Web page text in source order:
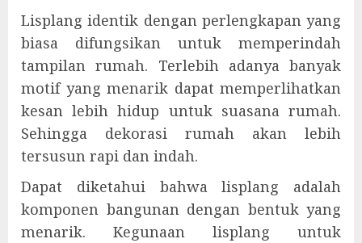
Lisplang identik dengan perlengkapan yang
biasa difungsikan untuk memperindah
tampilan rumah. Terlebih adanya banyak
motif yang menarik dapat memperlihatkan
kesan lebih hidup untuk suasana rumah.
Sehingga dekorasi rumah akan lebih
tersusun rapi dan indah.
Dapat diketahui bahwa lisplang adalah
komponen bangunan dengan bentuk yang
menarik. Kegunaan lisplang untuk